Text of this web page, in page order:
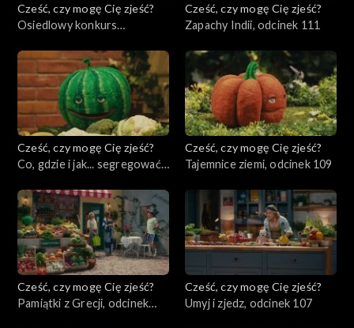
Cześć, czy mogę Cię zjeść?
Osiedlowy konkurs
Cześć, czy mogę Cię zjeść?
Zapachy Indii, odcinek 111
Cześć, czy mogę Cię zjeść?
Co, gdzie i jak... segregować?,
Cześć, czy mogę Cię zjeść?
Tajemnice ziemi, odcinek 109
Cześć, czy mogę Cię zjeść?
Pamiątki z Grecji, odcinek
Cześć, czy mogę Cię zjeść?
Umyj i zjedz, odcinek 107